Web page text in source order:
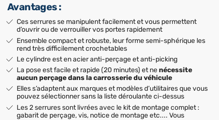
Avantages :
Ces serrures se manipulent facilement et vous permettent
d’ouvrir ou de verrouiller vos portes rapidement
Ensemble compact et robuste, leur forme semi-sphérique les
rend très difficilement crochetables
Le cylindre est en acier anti-perçage et anti-picking
La pose est facile et rapide (20 minutes) et nenécessite
aucun perçage dans la carrosserie du véhicule
Elles s’adaptent aux marques et modèles d’utilitaires que vous
pouvez sélectionner sans la liste déroulante ci-dessus
Les 2 serrures sont livrées avec le kit de montage complet :
gabarit de perçage, vis, notice de montage etc.... Vous